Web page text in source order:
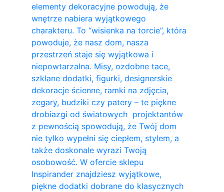
elementy dekoracyjne powodują, że
wnętrze nabiera wyjątkowego
charakteru. To “wisienka na torcie”, która
powoduje, że nasz dom, nasza
przestrzeń staje się wyjątkowa i
niepowtarzalna. Misy, ozdobne tace,
szklane dodatki, figurki, designerskie
dekoracje ścienne, ramki na zdjęcia,
zegary, budziki czy patery – te piękne
drobiazgi od światowych projektantów
z pewnością spowodują, że Twój dom
nie tylko wypełni się ciepłem, stylem, a
także doskonale wyrazi Twoją
osobowość. W ofercie sklepu
Inspirander znajdziesz wyjątkowe,
piękne dodatki dobrane do klasycznych